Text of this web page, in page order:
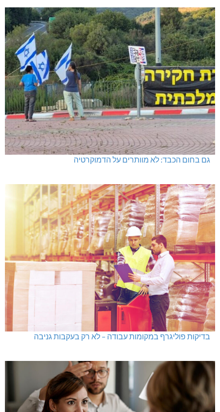
גם בחום הכבד: לא מוותרים על הדמוקרטיה
בדיקות פוליגרף במקומות עבודה – לא רק בעקבות גניבה